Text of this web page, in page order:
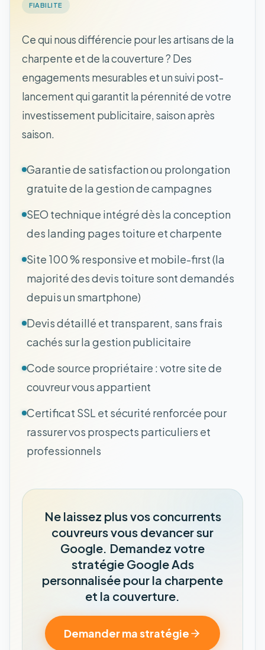
FIABILITE
Ce qui nous différencie pour les artisans de la
charpente et de la couverture ? Des
engagements mesurables et un suivi post-
lancement qui garantit la pérennité de votre
investissement publicitaire, saison après
saison.
Garantie de satisfaction ou prolongation
gratuite de la gestion de campagnes
SEO technique intégré dès la conception
des landing pages toiture et charpente
Site 100 % responsive et mobile-first (la
majorité des devis toiture sont demandés
depuis un smartphone)
Devis détaillé et transparent, sans frais
cachés sur la gestion publicitaire
Code source propriétaire : votre site de
couvreur vous appartient
Certificat SSL et sécurité renforcée pour
rassurer vos prospects particuliers et
professionnels
Ne laissez plus vos concurrents
couvreurs vous devancer sur
Google. Demandez votre
stratégie Google Ads
personnalisée pour la charpente
et la couverture.
Demander ma stratégie